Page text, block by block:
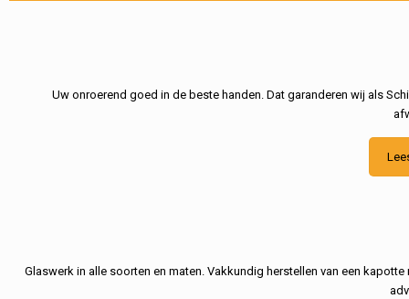
Uw onroerend goed in de beste handen. Dat garanderen wij als
Glaswerk in alle soorten en maten. Vakkundig herstellen van een